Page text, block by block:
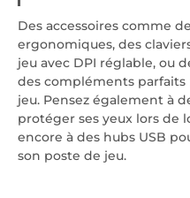
Des accessoires comme
ergonomiques, des
jeu avec DPI réglable, ou
des compléments
jeu. Pensez également à
protéger ses yeux lors de
encore à des hubs USB
son poste de jeu.